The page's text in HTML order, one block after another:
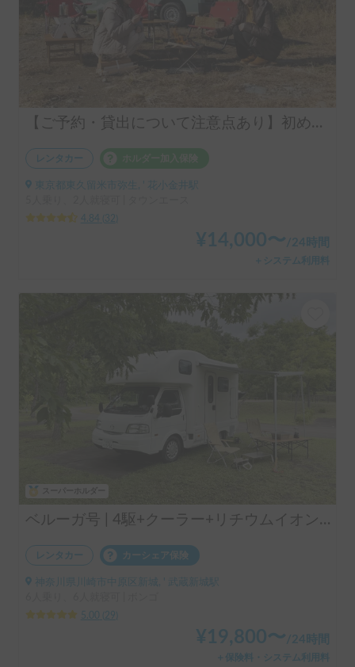
【ご予約・貸出について注意点あり】初めての車中泊はシンク付きアルトピアーノで決まり！！当店のキャンピングレンタカーは【ペット同乗可能！５人乗り！大人２名就寝可能。 安心のトヨタ正規ディーラーレンタル！！】シンク付きアルトピアーノ愛犬との車中泊旅にピッタリ🐶ペット/初心者大歓迎🔰/音楽フェス等などなどご利用ください。コンパクトで運転しやすいキャンピングカー🚙
レンタカー
東京都東久留米市弥生, ' 花小金井駅
4.84
32
¥ 14,000〜 /24時間
＋システム利用料
ベルーガ号 | 4駆+クーラー+リチウムイオンバッテリー+ソーラーパネル/レンタル事業者 自損事故の車両保険ついてます
レンタカー カーシェア保険
神奈川県川崎市中原区新城, ' 武蔵新城駅
5.00
29
¥ 19,800〜 /24時間
＋保険料・システム利用料